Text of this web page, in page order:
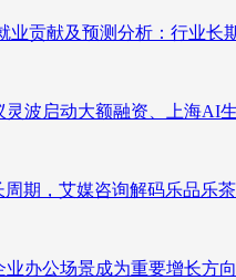
业贡献及预测分析：行业
波启动大额融资、上海AI
期，艾媒咨询解码乐品乐
办公场景成为重要增长方向